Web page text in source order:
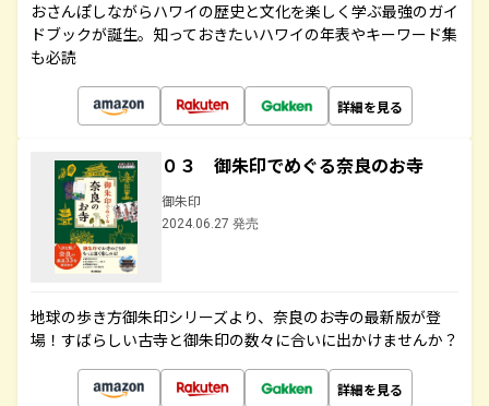
おさんぽしながらハワイの歴史と文化を楽しく学ぶ最強のガイ
ドブックが誕生。知っておきたいハワイの年表やキーワード集
も必読
詳細を見る
０３ 御朱印でめぐる奈良のお寺
御朱印
2024.06.27 発売
地球の歩き方御朱印シリーズより、奈良のお寺の最新版が登
場！すばらしい古寺と御朱印の数々に合いに出かけませんか？
詳細を見る